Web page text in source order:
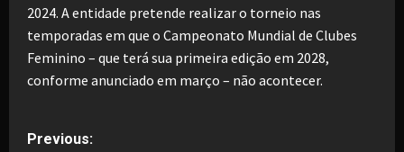
2024. A entidade pretende realizar o torneio nas
temporadas em que o Campeonato Mundial de Clubes
Feminino – que terá sua primeira edição em 2028,
conforme anunciado em março – não acontecer.
P
Previous: